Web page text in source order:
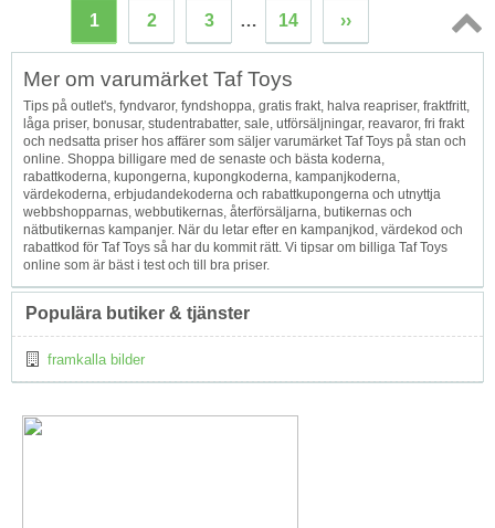
1 2 3 … 14 ››
Topp
Mer om varumärket Taf Toys
Tips på outlet's, fyndvaror, fyndshoppa, gratis frakt, halva reapriser, fraktfritt,
låga priser, bonusar, studentrabatter, sale, utförsäljningar, reavaror, fri frakt
och nedsatta priser hos affärer som säljer varumärket Taf Toys på stan och
online. Shoppa billigare med de senaste och bästa koderna,
rabattkoderna, kupongerna, kupongkoderna, kampanjkoderna,
värdekoderna, erbjudandekoderna och rabattkupongerna och utnyttja
webbshopparnas, webbutikernas, återförsäljarna, butikernas och
nätbutikernas kampanjer. När du letar efter en kampanjkod, värdekod och
rabattkod för Taf Toys så har du kommit rätt. Vi tipsar om billiga Taf Toys
online som är bäst i test och till bra priser.
Populära butiker & tjänster
framkalla bilder